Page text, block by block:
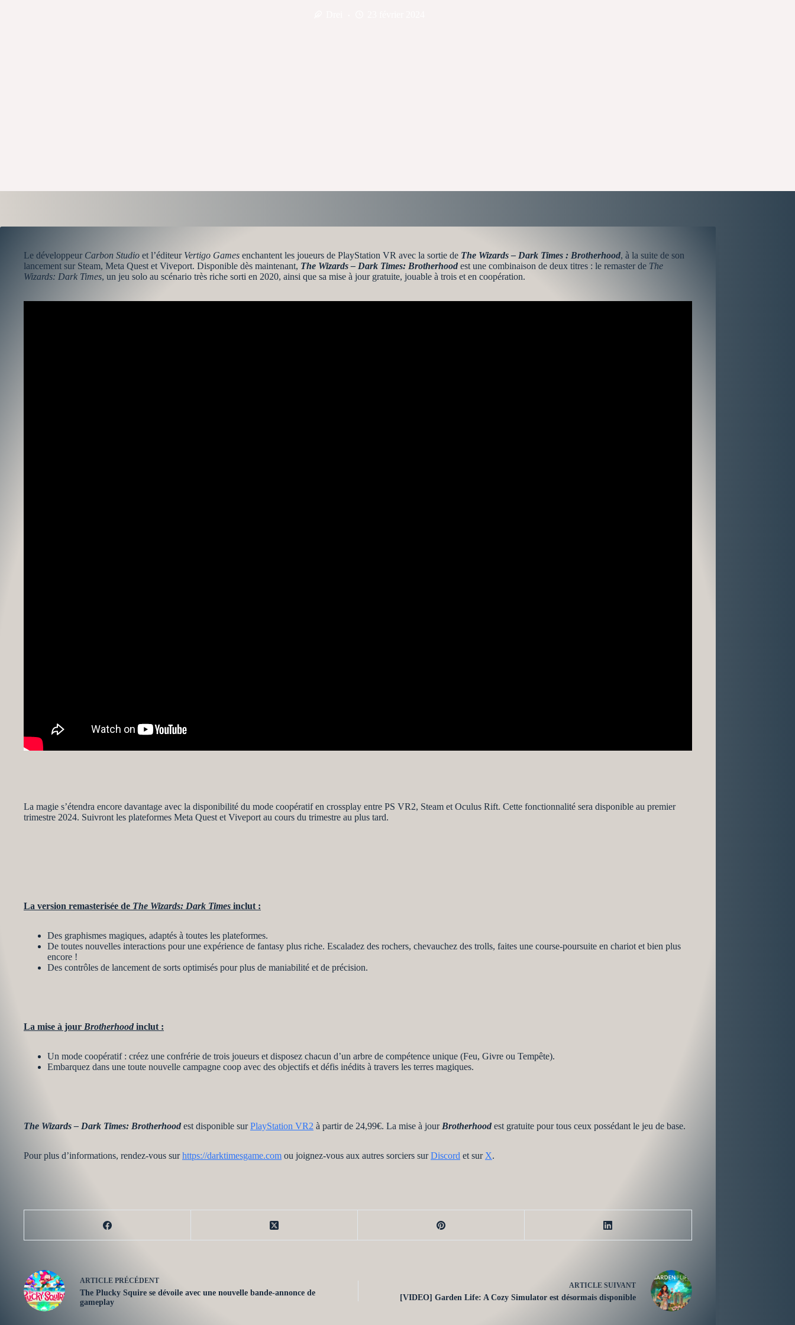
Le développeur Carbon Studio et l’éditeur Vertigo Games enchantent les joueurs de PlayStation VR avec la sortie de The Wizards – Dark Times : Brotherhood, à la suite de son
lancement sur Steam, Meta Quest et Viveport. Disponible dès maintenant, The Wizards – Dark Times: Brotherhood est une combinaison de deux titres : le remaster de The
Wizards: Dark Times, un jeu solo au scénario très riche sorti en 2020, ainsi que sa mise à jour gratuite, jouable à trois et en coopération.
La magie s’étendra encore davantage avec la disponibilité du mode coopératif en crossplay entre PS VR2, Steam et Oculus Rift. Cette fonctionnalité sera disponible au premier
trimestre 2024. Suivront les plateformes Meta Quest et Viveport au cours du trimestre au plus tard.
La version remasterisée de The Wizards: Dark Times inclut :
Des graphismes magiques, adaptés à toutes les plateformes.
De toutes nouvelles interactions pour une expérience de fantasy plus riche. Escaladez des rochers, chevauchez des trolls, faites une course-poursuite en chariot et bien plus
encore !
Des contrôles de lancement de sorts optimisés pour plus de maniabilité et de précision.
La mise à jour Brotherhood inclut :
Un mode coopératif : créez une confrérie de trois joueurs et disposez chacun d’un arbre de compétence unique (Feu, Givre ou Tempête).
Embarquez dans une toute nouvelle campagne coop avec des objectifs et défis inédits à travers les terres magiques.
The Wizards – Dark Times: Brotherhood est disponible surPlayStation VR2 à partir de 24,99€. La mise à jour Brotherhood est gratuite pour tous ceux possédant le jeu de base.
Pour plus d’informations, rendez-vous surhttps://darktimesgame.com ou joignez-vous aux autres sorciers surDiscord et sur X.
ARTICLE PRÉCÉDENT
The Plucky Squire se dévoile avec une nouvelle bande-annonce de
gameplay
ARTICLESUIVANT
[VIDEO] Garden Life: A Cozy Simulator est désormais disponible